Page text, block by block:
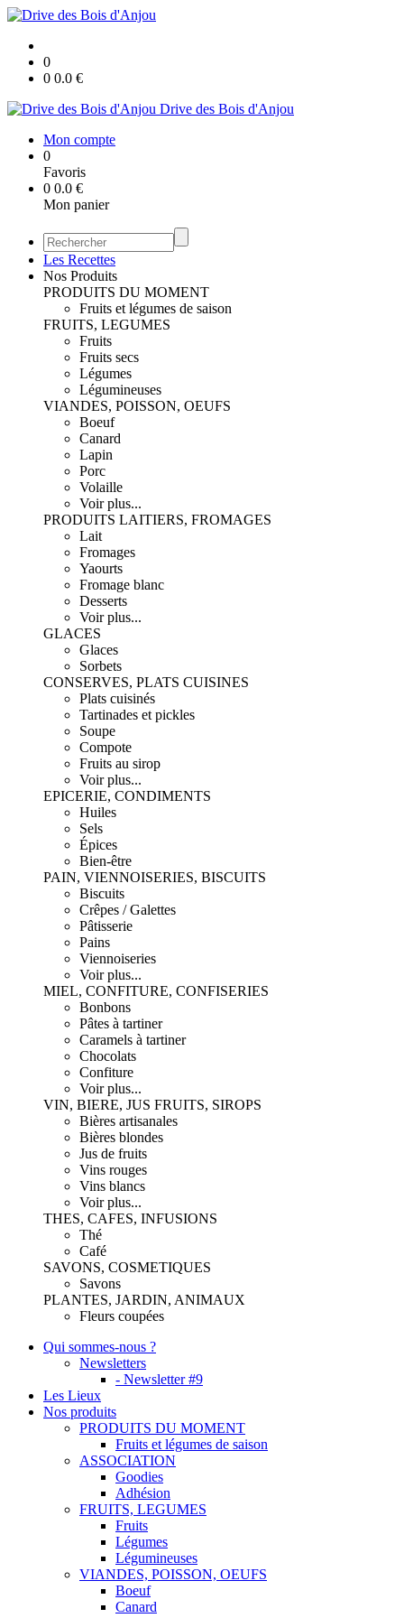
0
0 0.0 €
Drive des Bois d'Anjou
Mon compte
0
Favoris
0 0.0 €
Mon panier
Les Recettes
Nos Produits
PRODUITS DU MOMENT
Fruits et légumes de saison
FRUITS, LEGUMES
Fruits
Fruits secs
Légumes
Légumineuses
VIANDES, POISSON, OEUFS
Boeuf
Canard
Lapin
Porc
Volaille
Voir plus...
PRODUITS LAITIERS, FROMAGES
Lait
Fromages
Yaourts
Fromage blanc
Desserts
Voir plus...
GLACES
Glaces
Sorbets
CONSERVES, PLATS CUISINES
Plats cuisinés
Tartinades et pickles
Soupe
Compote
Fruits au sirop
Voir plus...
EPICERIE, CONDIMENTS
Huiles
Sels
Épices
Bien-être
PAIN, VIENNOISERIES, BISCUITS
Biscuits
Crêpes / Galettes
Pâtisserie
Pains
Viennoiseries
Voir plus...
MIEL, CONFITURE, CONFISERIES
Bonbons
Pâtes à tartiner
Caramels à tartiner
Chocolats
Confiture
Voir plus...
VIN, BIERE, JUS FRUITS, SIROPS
Bières artisanales
Bières blondes
Jus de fruits
Vins rouges
Vins blancs
Voir plus...
THES, CAFES, INFUSIONS
Thé
Café
SAVONS, COSMETIQUES
Savons
PLANTES, JARDIN, ANIMAUX
Fleurs coupées
Qui sommes-nous ?
Newsletters
- Newsletter #9
Les Lieux
Nos produits
PRODUITS DU MOMENT
Fruits et légumes de saison
ASSOCIATION
Goodies
Adhésion
FRUITS, LEGUMES
Fruits
Légumes
Légumineuses
VIANDES, POISSON, OEUFS
Boeuf
Canard